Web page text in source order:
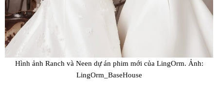
Hình ảnh Ranch và Neen dự án phim mới của LingOrm. Ảnh:
LingOrm_BaseHouse